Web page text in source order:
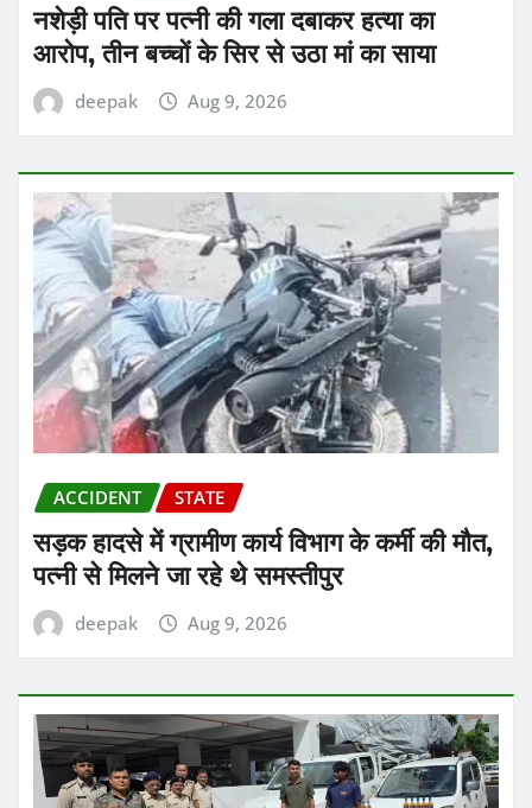
नशेड़ी पति पर पत्नी की गला दबाकर हत्या का
आरोप, तीन बच्चों के सिर से उठा मां का साया
deepak Aug 9, 2026
ACCIDENT STATE
सड़क हादसे में ग्रामीण कार्य विभाग के कर्मी की मौत,
पत्नी से मिलने जा रहे थे समस्तीपुर
deepak Aug 9, 2026